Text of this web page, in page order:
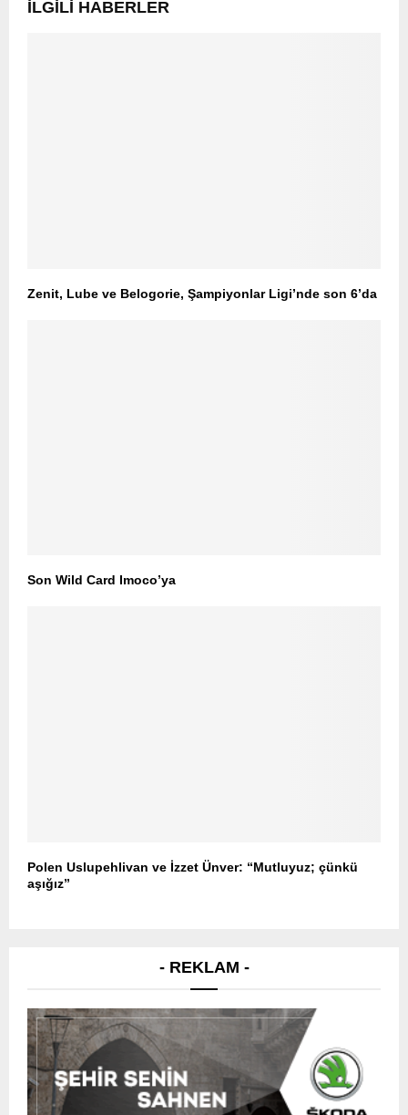
İLGILI HABERLER
Zenit, Lube ve Belogorie, Şampiyonlar Ligi’nde son 6’da
Son Wild Card Imoco’ya
Polen Uslupehlivan ve İzzet Ünver: “Mutluyuz; çünkü
aşığız”
- REKLAM -